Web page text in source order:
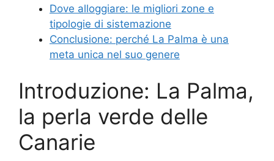
Dove alloggiare: le migliori zone e
tipologie di sistemazione
Conclusione: perché La Palma è una
meta unica nel suo genere
Introduzione: La Palma,
la perla verde delle
Canarie